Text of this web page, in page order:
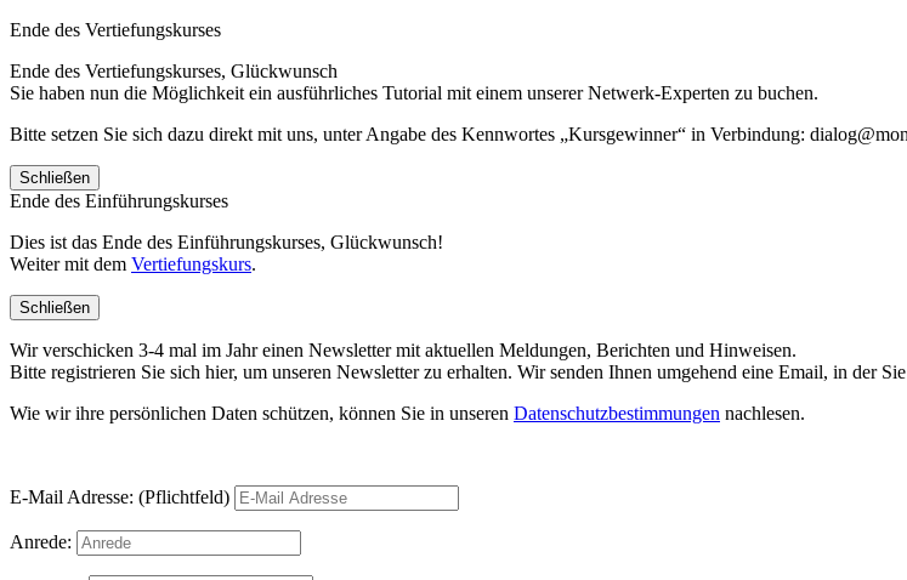
Ende des Vertiefungskurses
Ende des Vertiefungskurses, Glückwunsch
Sie haben nun die Möglichkeit ein ausführliches Tutorial mit einem unserer Netwerk-Experten zu buchen.
Bitte setzen Sie sich dazu direkt mit uns, unter Angabe des Kennwortes „Kursgewinner“ in Verbindung:
Schließen
Ende des Einführungskurses
Dies ist das Ende des Einführungskurses, Glückwunsch!
Weiter mit dem Vertiefungskurs.
Schließen
Wir verschicken 3-4 mal im Jahr einen Newsletter mit aktuellen Meldungen, Berichten und Hinweisen.
Bitte registrieren Sie sich hier, um unseren Newsletter zu erhalten. Wir senden Ihnen umgehend eine Email, in der
Wie wir ihre persönlichen Daten schützen, können Sie in unseren Datenschutzbestimmungen nachlesen.
E-Mail Adresse: (Pflichtfeld)
Anrede: